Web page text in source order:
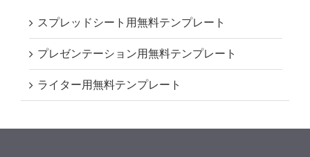
スプレッドシート用無料テンプレート
プレゼンテーション用無料テンプレート
ライター用無料テンプレート